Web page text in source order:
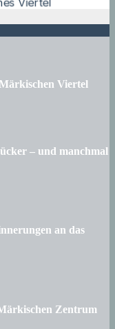
Viertel
– und manchmal
an das
Zentrum